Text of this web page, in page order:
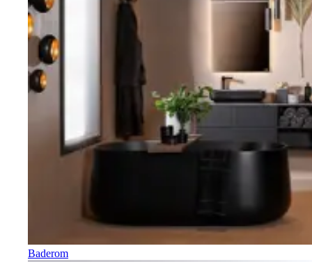
Baderom